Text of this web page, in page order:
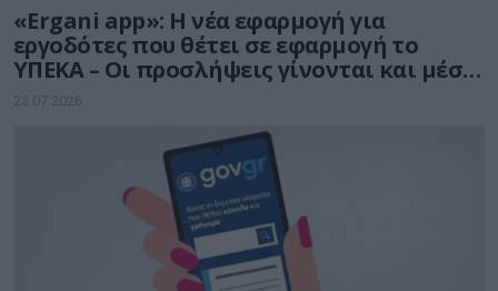
«Ergani app»: Η νέα εφαρμογή για
εργοδότες που θέτει σε εφαρμογή το
ΥΠΕΚΑ – Οι προσλήψεις γίνονται και μέσω
smartphone
23.07.2026